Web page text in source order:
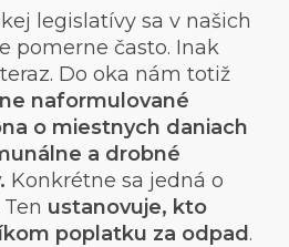
legislatívy sa v našich
pomerne často. Inak
Do oka nám totiž
naformulované
o miestnych daniach
a drobné
Konkrétne sa jedná o
ustanovuje, kto
poplatku za odpad .